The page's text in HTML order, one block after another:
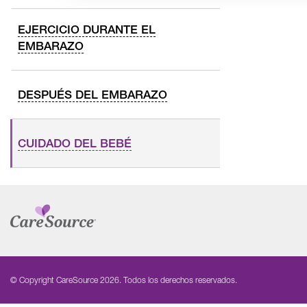
EJERCICIO DURANTE EL
EMBARAZO
DESPUÉS DEL EMBARAZO
CUIDADO DEL BEBÉ
© Copyright CareSource 2026. Todos los derechos reservados.